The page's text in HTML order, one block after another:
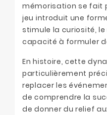
mémorisation se fait
jeu introduit une
stimule la curiosité,
capacité à formuler
En histoire, cette
particulièrement
replacer les
de comprendre la
de donner du relief